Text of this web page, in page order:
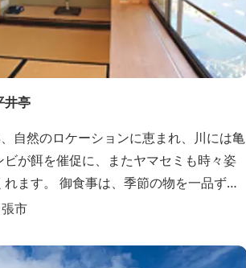
亭
自然のロケーションに恵まれ、川には亀
ビが餌を催促に、またヤマセミも時々姿
れます。 御食事は、季節の物を一品ず
味を楽しんで頂いております。（宿泊
市